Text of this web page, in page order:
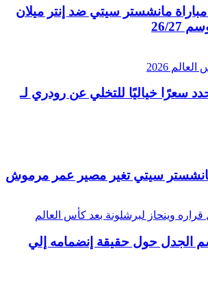
مانشستر سيتي ضد إنتر ميلان
27
سعرًا خياليًا للتخلي عن رودري لـ
سيتي تغير مصير عمر مرموش
الجدل حول حقيقة إنضمامه إلي